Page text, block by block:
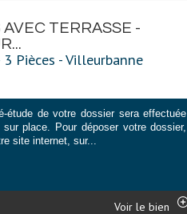
TERRASSE -
Pièces - Villeurbanne
étude de votre dossier sera effectuée
place. Pour déposer votre dossier,
site internet, sur...
Voir le bien